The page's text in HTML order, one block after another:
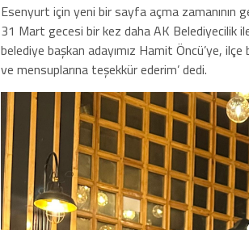
Esenyurt için yeni bir sayfa açma zamanının
31 Mart gecesi bir kez daha AK Belediyecilik
belediye başkan adayımız Hamit Öncü’ye,
ve mensuplarına teşekkür ederim’ dedi.